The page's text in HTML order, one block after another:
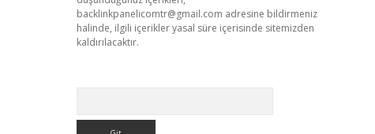
backlinkpanelicomtr@gmail.com adresine bildirmeniz
halinde, ilgili içerikler yasal süre içerisinde sitemizden
kaldırılacaktır.